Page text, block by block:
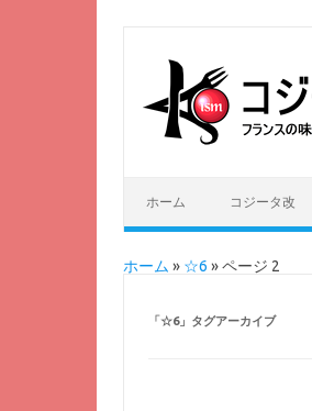
ホーム コジータ改
ホーム » ☆6 »ページ 2
「☆6」タグアーカイブ